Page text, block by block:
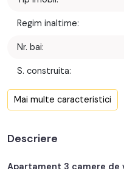
Regim inaltime:
Nr. bai:
S. construita:
Confort:
An constructie:
Structura:
Mai multe caracteristici
Descriere
Apartament 3 camere de